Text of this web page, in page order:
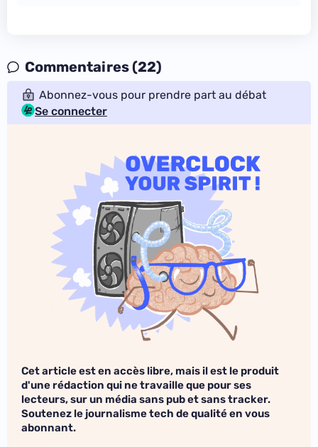
Commentaires (22)
Abonnez-vous pour prendre part au débat
Se connecter
Cet article est en accès libre, mais il est le produit
d'une rédaction qui ne travaille que pour ses
lecteurs, sur un média sans pub et sans tracker.
Soutenez le journalisme tech de qualité en vous
abonnant.